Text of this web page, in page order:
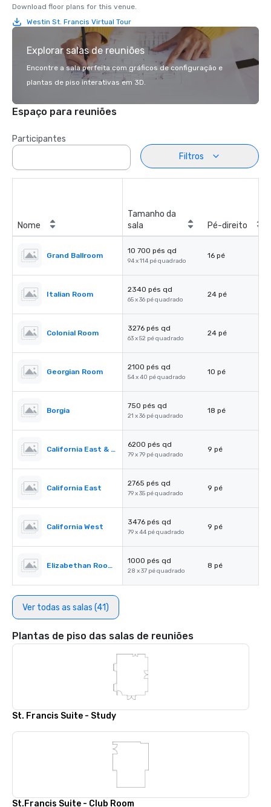
Download floor plans for this venue.
Westin St. Francis Virtual Tour
Explorar salas de reuniões
Encontre a sala perfeita com gráficos de configuração e
plantas de piso interativas em 3D.
Espaço para reuniões
Participantes
Filtros
Nome
Tamanho da
sala
Pé-direito
Grand Ballroom
10 700 pés qd
94 x 114 pé quadrado
16 pé
Italian Room
2340 pés qd
65 x 36 pé quadrado
24 pé
Colonial Room
3276 pés qd
63 x 52 pé quadrado
24 pé
Georgian Room
2100 pés qd
54 x 40 pé quadrado
10 pé
Borgia
750 pés qd
21 x 36 pé quadrado
18 pé
California East & West
6200 pés qd
79 x 79 pé quadrado
9 pé
California East
2765 pés qd
79 x 35 pé quadrado
9 pé
California West
3476 pés qd
79 x 44 pé quadrado
9 pé
Elizabethan Room A
1000 pés qd
28 x 37 pé quadrado
8 pé
Ver todas as salas (41)
Plantas de piso das salas de reuniões
St. Francis Suite - Study
St.Francis Suite - Club Room